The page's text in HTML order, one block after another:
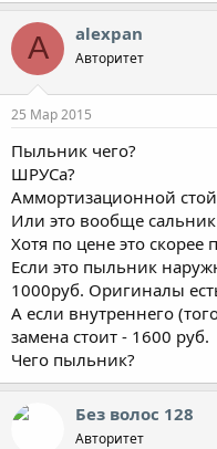
A alexpan
Авторитет
25 Мар 2015
Пыльник чего?
ШРУСа?
Аммортизационной
Или это вообще сальник
Хотя по цене это скорее
Если это пыльник
1000руб. Оригиналы
А если внутреннего
замена стоит - 1600 руб.
Чего пыльник?
Без волос 128
Авторитет